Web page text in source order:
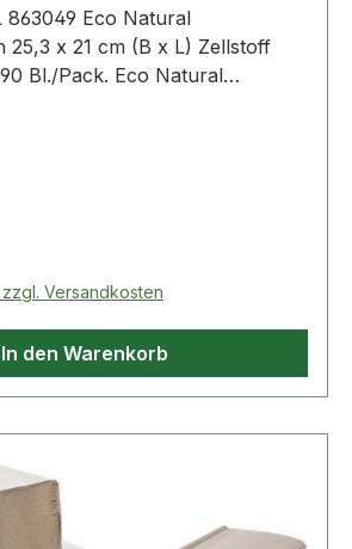
863049 Eco Natural
25,3 x 21 cm (B x L) Zellstoff
Eco Natural
Versandkosten
In den Warenkorb